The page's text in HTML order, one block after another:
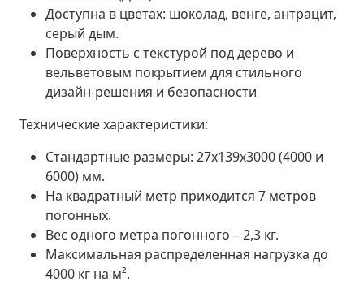
Доступна в цветах: шоколад, венге, антрацит,
серый дым.
Поверхность с текстурой под дерево и
вельветовым покрытием для стильного
дизайн-решения и безопасности
Технические характеристики:
Стандартные размеры: 27х139х3000 (4000 и
6000) мм.
На квадратный метр приходится 7 метров
погонных.
Вес одного метра погонного – 2,3 кг.
Максимальная распределенная нагрузка до
4000 кг на м².